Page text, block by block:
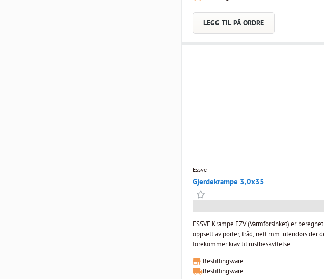
LEGG TIL PÅ ORDRE
Essve
Gjerdekrampe 3,0x35
ESSVE Krampe FZV (Varmforsinket) er
oppsett av porter, tråd, nett mm. utendørs der
forekommer krav til rustbeskyttelse.
Bestillingsvare
Bestillingsvare